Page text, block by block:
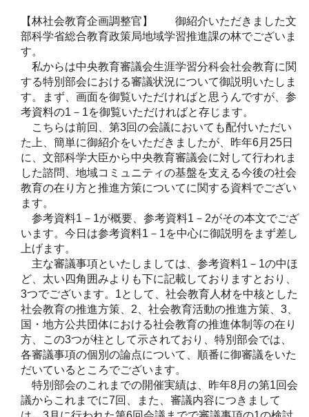
【林社会教育企画調整官】 御紹介いただきました文
部科学省総合教育政策局地域学習推進課の林でございま
す。
私からは中央教育審議会生涯学習分科会社会教育に関
する特別部会における審議状況について御説明いたしま
す。まず、画面を御覧いただければと思うんですが、参
考資料の1－1を御覧いただければと存じます。
こちらは前回、第3回の会議においても配付いただい
た上、簡単に御紹介をいただきましたが、昨年6月25日
に、文部科学大臣から中央教育審議会に対して行われま
した諮問、地域コミュニティの基盤を支える今後の社会
教育の在り方と推進方策についてに関する資料でござい
ます。
参考資料1－1が概要、参考資料1－2がその本文でござ
います。今日は参考資料1－1を中心に御説明をまず差し
上げます。
主な審議事項といたしましては、参考資料1－1の中ほ
ど、太い四角囲みよりも下に記載しておりますとおり、
3つでございます。1として、社会教育人材を中核とした
社会教育の推進方策、2、社会教育活動の推進方策、3、
国・地方公共団体における社会教育の推進体制等の在り
方、この3つが柱として示されており、特別部会では、
各審議事項の個別の論点について、順番に御審議をいた
だいているところでございます。
特別部会のこれまでの開催実績は、昨年8月の第1回会
議からこれまでに7回、また、審議内容につきまして